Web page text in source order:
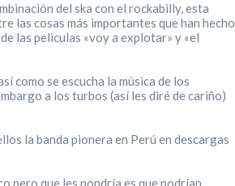
del ska con el rockabilly, esta
las cosas más importantes que han hecho
las peliculas «voy a explotar» y «el
como se escucha la música de los
a los turbos (así les diré de cariño)
la banda pionera en Perú en descargas
pero que les pondría es que podrían